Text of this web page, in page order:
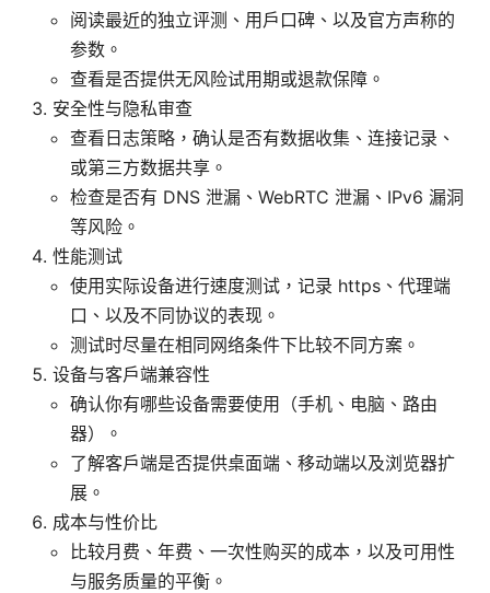
阅读最近的独立评测、用户口碑、以及官方声称的
参数。
查看是否提供无风险试用期或退款保障。
安全性与隐私审查
查看日志策略，确认是否有数据收集、连接记录、
或第三方数据共享。
检查是否有 DNS 泄漏、WebRTC 泄漏、IPv6 漏洞
等风险。
性能测试
使用实际设备进行速度测试，记录 https、代理端
口、以及不同协议的表现。
测试时尽量在相同网络条件下比较不同方案。
设备与客户端兼容性
确认你有哪些设备需要使用（手机、电脑、路由
器）。
了解客户端是否提供桌面端、移动端以及浏览器扩
展。
成本与性价比
比较月费、年费、一次性购买的成本，以及可用性
与服务质量的平衡。